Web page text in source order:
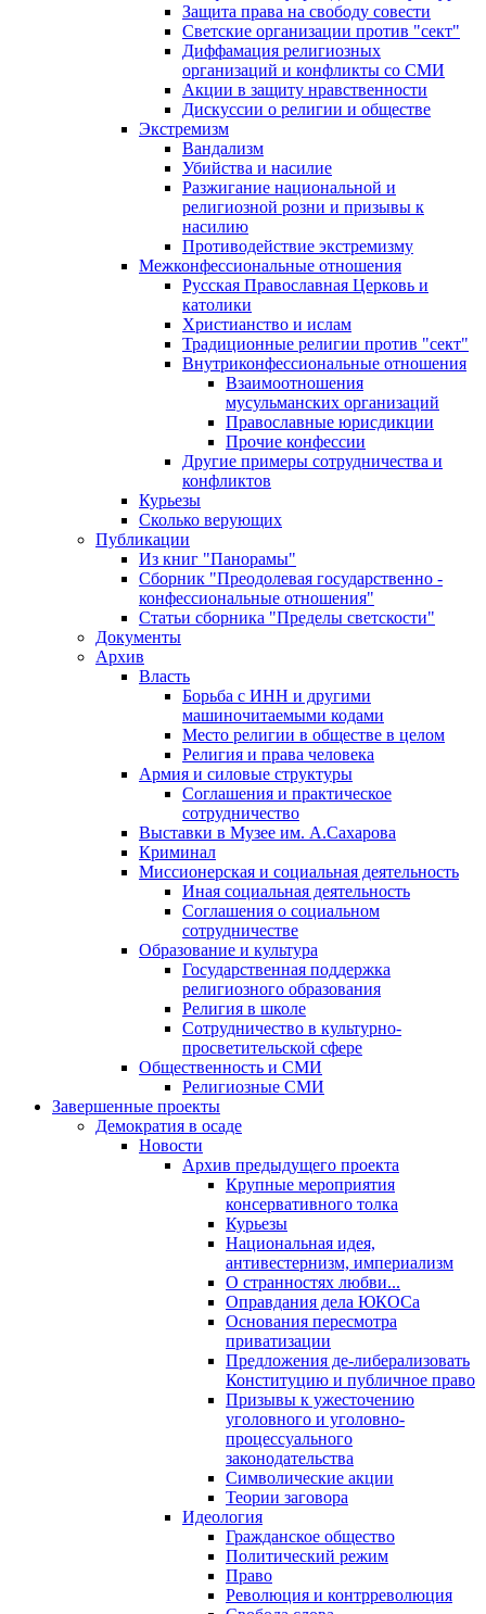
Защита права на свободу совести
Светские организации против "сект"
Диффамация религиозных
организаций и конфликты со СМИ
Акции в защиту нравственности
Дискуссии о религии и обществе
Экстремизм
Вандализм
Убийства и насилие
Разжигание национальной и
религиозной розни и призывы к
насилию
Противодействие экстремизму
Межконфессиональные отношения
Русская Православная Церковь и
католики
Христианство и ислам
Традиционные религии против "сект"
Внутриконфессиональные отношения
Взаимоотношения
мусульманских организаций
Православные юрисдикции
Прочие конфессии
Другие примеры сотрудничества и
конфликтов
Курьезы
Сколько верующих
Публикации
Из книг "Панорамы"
Сборник "Преодолевая государственно -
конфессиональные отношения"
Статьи сборника "Пределы светскости"
Документы
Архив
Власть
Борьба с ИНН и другими
машиночитаемыми кодами
Место религии в обществе в целом
Религия и права человека
Армия и силовые структуры
Соглашения и практическое
сотрудничество
Выставки в Музее им. А.Сахарова
Криминал
Миссионерская и социальная деятельность
Иная социальная деятельность
Соглашения о социальном
сотрудничестве
Образование и культура
Государственная поддержка
религиозного образования
Религия в школе
Сотрудничество в культурно-
просветительской сфере
Общественность и СМИ
Религиозные СМИ
Завершенные проекты
Демократия в осаде
Новости
Архив предыдущего проекта
Крупные мероприятия
консервативного толка
Курьезы
Национальная идея,
антивестернизм, империализм
О странностях любви...
Оправдания дела ЮКОСа
Основания пересмотра
приватизации
Предложения де-либерализовать
Конституцию и публичное право
Призывы к ужесточению
уголовного и уголовно-
процессуального
законодательства
Символические акции
Теории заговора
Идеология
Гражданское общество
Политический режим
Право
Революция и контрреволюция